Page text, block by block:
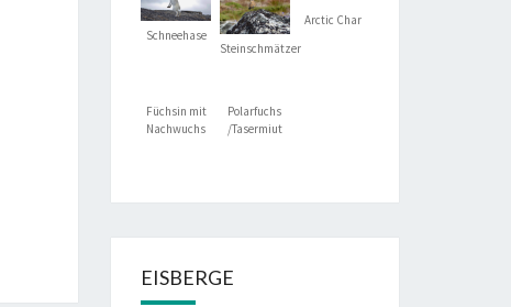
Schneehase
Steinschmätzer
Arctic Char
Füchsin mit
Nachwuchs
Polarfuchs
/Tasermiut
EISBERGE